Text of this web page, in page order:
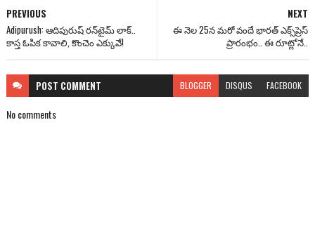
NEXT
ఈ నెల 25న మరో వందే భారత్ ఎక్స్‌ప్రెస్
ప్రారంభం.. ఈ రూట్లోనే..
PREVIOUS
Adipurush: ఆదిపురుష్ రన్‌టైమ్ లాక్..
కాస్త ఓపిక కావాలి, కొంచెం ఎక్కువే!
POST COMMENT BLOGGER DISQUS FACEBOOK
No comments